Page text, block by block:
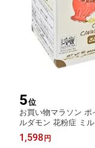
5位
お買い物マラソン
ルダモン 花粉症 ミ
ゃれ プレゼント 冷
紅茶 紅茶専門店 お
1,598円